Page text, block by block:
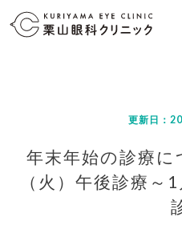
更新日：
年末年始の診療
（火）午後診療～